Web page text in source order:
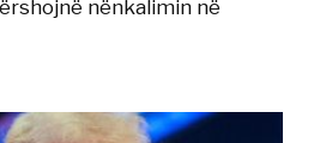
nënkalimin në